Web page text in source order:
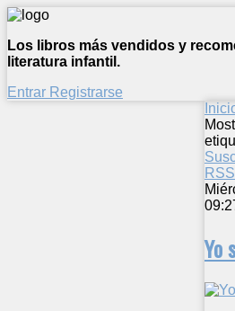
Los libros más vendidos y
literatura infantil.
Entrar Registrarse
RSS
Yo